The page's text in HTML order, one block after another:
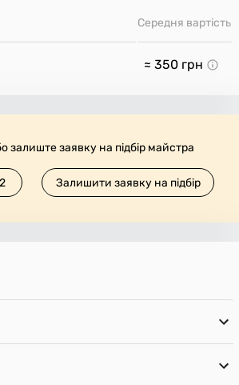
Середня вартість
≈ 350 грн
залиште заявку на підбір майстра
Залишити заявку на підбір